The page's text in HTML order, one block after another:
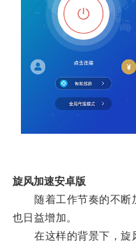
旋风加速安卓版
随着工作节奏的不断
也日益增加。
在这样的背景下，旋